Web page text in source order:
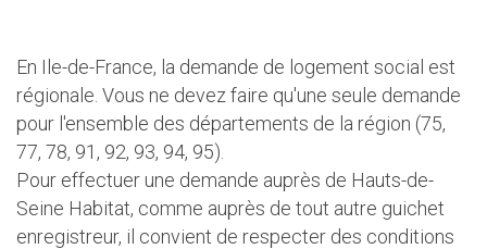
En Ile-de-France, la demande de logement social est
régionale. Vous ne devez faire qu'une seule demande
pour l'ensemble des départements de la région (75,
77, 78, 91, 92, 93, 94, 95).
Pour effectuer une demande auprès de Hauts-de-
Seine Habitat, comme auprès de tout autre guichet
enregistreur, il convient de respecter des conditions